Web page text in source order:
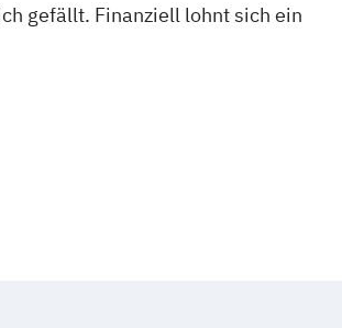
gefällt. Finanziell lohnt sich ein